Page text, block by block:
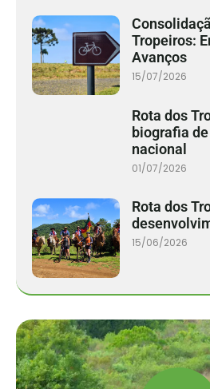
Tropeiros:
Avanços
15/07/2026
Rota dos
biografia
nacional
01/07/2026
Rota dos
15/06/2026